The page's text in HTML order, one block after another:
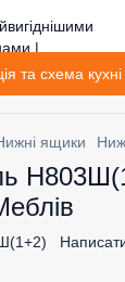
та схема
ящики